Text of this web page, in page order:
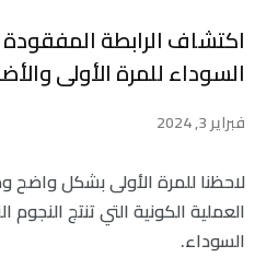
اكتشاف الرابطة
السوداء للمرة الأولى
فبراير 3, 2024
لاحظنا للمرة الأولى بشكل واضح
العملية الكونية التي تنتج النجوم
السوداء.